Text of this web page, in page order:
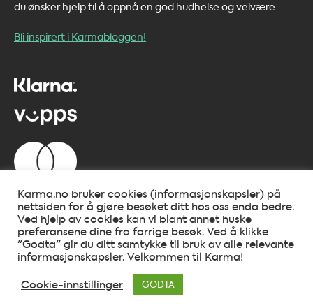
du ønsker hjelp til å oppnå en god hudhelse og velvære.
Bli inspirert i Karmabloggen!
Copyright 2026 ©
Karma.no bruker cookies (informasjonskapsler) på
nettsiden for å gjøre besøket ditt hos oss enda bedre.
Ved hjelp av cookies kan vi blant annet huske
preferansene dine fra forrige besøk. Ved å klikke
"Godta" gir du ditt samtykke til bruk av alle relevante
informasjonskapsler. Velkommen til Karma!
Cookie-innstillinger
GODTA